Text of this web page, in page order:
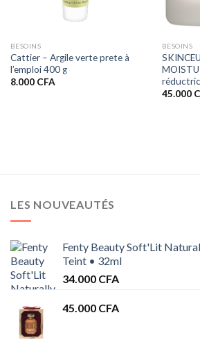
BESOINS
Cattier – Argile verte prete à
l’emploi 400 g
8.000 CFA
BESOINS
45.000
LES NOUVEAUTÉS
Fenty Beauty Soft'Lit
Teint • 32ml
34.000 CFA
45.000 CFA